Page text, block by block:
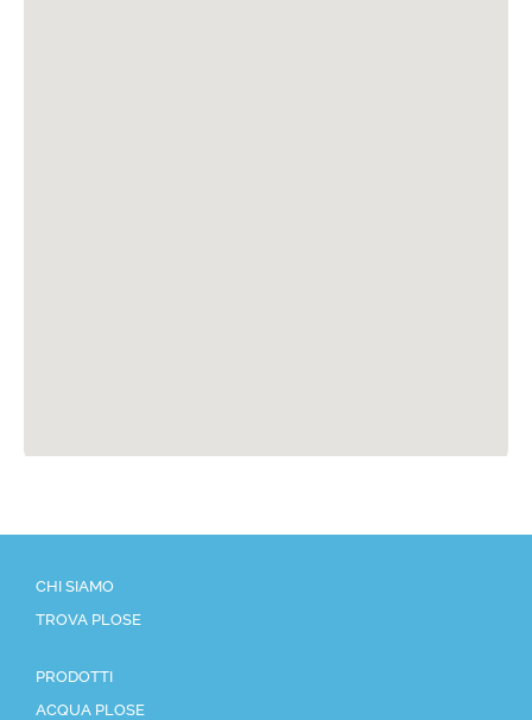
CHI SIAMO
TROVA PLOSE
PRODOTTI
ACQUA PLOSE